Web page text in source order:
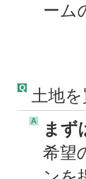
ー
Q 土地
A
まず
希望